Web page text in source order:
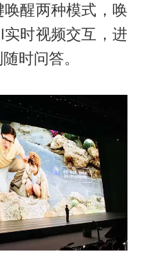
醒两种模式，唤
时视频交互，进
时问答。